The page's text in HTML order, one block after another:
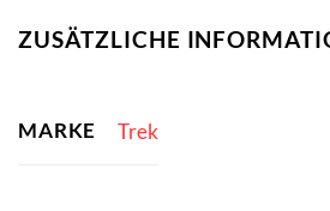
ZUSÄTZLICHE
MARKE Trek